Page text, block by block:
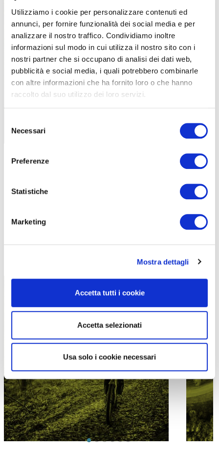
Utilizziamo i cookie per personalizzare contenuti ed
annunci, per fornire funzionalità dei social media e per
analizzare il nostro traffico. Condividiamo inoltre
informazioni sul modo in cui utilizza il nostro sito con i
nostri partner che si occupano di analisi dei dati web,
pubblicità e social media, i quali potrebbero combinarle
con altre informazioni che ha fornito loro o che hanno
raccolto dal suo utilizzo dei loro servizi.
delNecessari
Preferenze
Statistiche
Marketing
Mostra dettagli
Accetta tutti i cookie
Accetta selezionati
Usa solo i cookie necessari
|01-06-2025
ALLA
|30-05-
TUTTE LE CATEGORIE DEL MAGAZINE
PROPOSTE